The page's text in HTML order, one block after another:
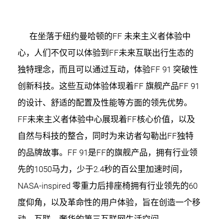
在坐落于纽约曼哈顿的FF 未来主义者体验中
心，人们不仅可以体验到FF未来互联出行生态的
独特理念，而且可以通过互动，体验FF 91 突破性
创新科技。这些互动体验体现着FF 旗舰产品FF 91
的设计、舒适的配置及性能等方面的领先优势。
FF未来主义者体验中心展现着FF核心价值，以及
自然与科技的整合，同时为来访者勾勒出FF独特
的品牌故事。FF 91是FF的旗舰产品，拥有行业领
先的1050马力，少于2.4秒的百公里加速时间，
NASA-inspired 零重力后排座椅拥有行业领先的60
度仰角，以及革命性的用户体验，旨在创造一个移